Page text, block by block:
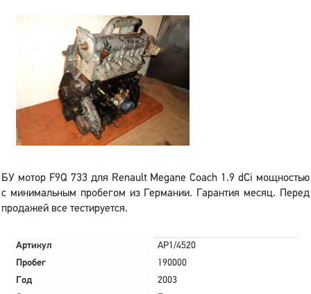
БУ мотор F9Q 733 для Renault Megane Coach 1.9 dCi мощностью
с минимальным пробегом из Германии. Гарантия месяц. Перед
продажей все тестируется.
Артикул
AP1/4520
Пробег
190000
Год
2003